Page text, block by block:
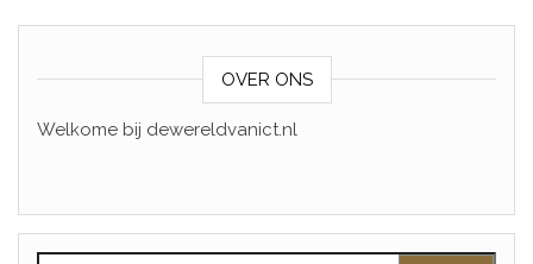
OVER ONS
Welkome bij dewereldvanict.nl